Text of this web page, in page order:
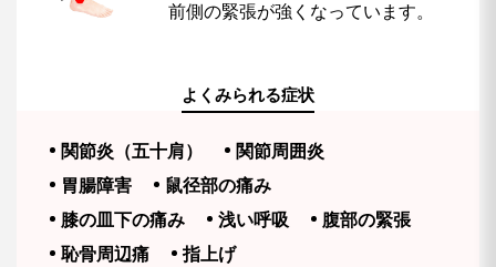
前側の緊張が強くなっています。
よくみられる症状
関節炎（五十肩）
関節周囲炎
胃腸障害
鼠径部の痛み
膝の皿下の痛み
浅い呼吸
腹部の緊張
恥骨周辺痛
指上げ